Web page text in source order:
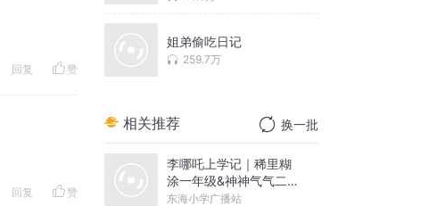
回复 赞
回复 赞
姐弟偷吃日记
259.7万
相关推荐 换一批
李哪吒上学记｜稀里糊
涂一年级&神神气气二年
级
东海小学广播站